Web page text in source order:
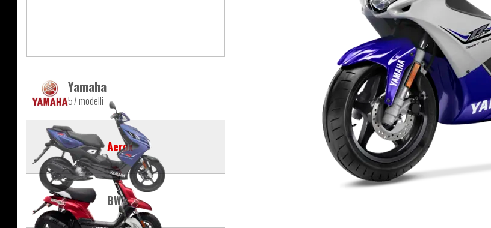
Yamaha
57 modelli
Aerox
BW's